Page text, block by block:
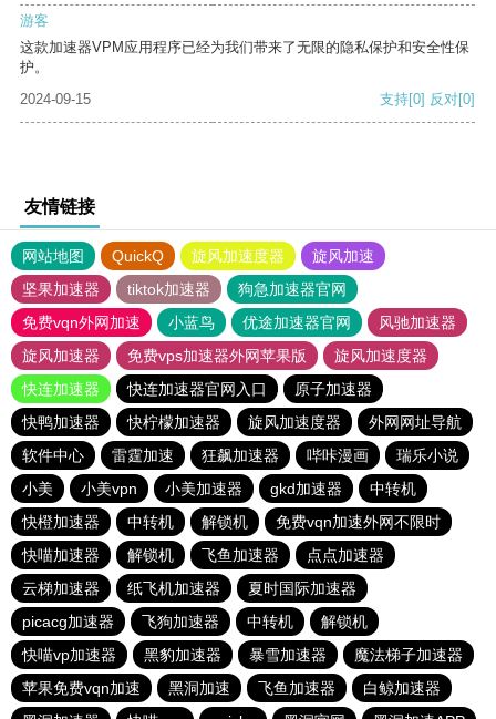
游客
这款加速器VPM应用程序已经为我们带来了无限的隐私保护和安全性保
护。
2024-09-15
支持[0] 反对[0]
友情链接
网站地图 QuickQ 旋风加速度器
旋风加速
坚果加速器
tiktok加速器
狗急加速器官网
免费vqn外网加速
小蓝鸟 优途加速器官网
风驰加速器
旋风加速器
免费vps加速器外网苹果版
旋风加速度器
快连加速器
快连加速器官网入口
原子加速器
快鸭加速器
快柠檬加速器 旋风加速度器
外网网址导航
软件中心
雷霆加速 狂飙加速器 哔咔漫画
瑞乐小说
小美
小美vpn 小美加速器 gkd加速器
中转机
快橙加速器
中转机 解锁机
免费vqn加速外网不限时
快喵加速器
解锁机 飞鱼加速器
点点加速器
云梯加速器
纸飞机加速器
夏时国际加速器
picacg加速器
飞狗加速器 中转机
解锁机
快喵vp加速器
黑豹加速器 暴雪加速器
魔法梯子加速器
苹果免费vqn加速
黑洞加速 飞鱼加速器
白鲸加速器